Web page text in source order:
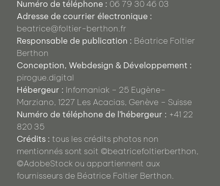
Numéro de téléphone : 06 79 30 46 03
Adresse de courrier électronique :
beatrice@foltier-berthon.fr
Responsable de publication : Béatrice Foltier
Berthon
Conception, Webdesign & Développement :
pirogue.digital
Hébergeur : Infomaniak – 25 Eugène-
Marziano, 1227 Les Acacias, Genève – Suisse
Numéro de téléphone de l’hébergeur : +41 22
820 35
Crédits : tous les crédits photos non
mentionnés sont soit ©beatricefoltierberthon,
©AdobeStock ou appartiennent aux
fournisseurs de Béatrice Foltier Berthon.